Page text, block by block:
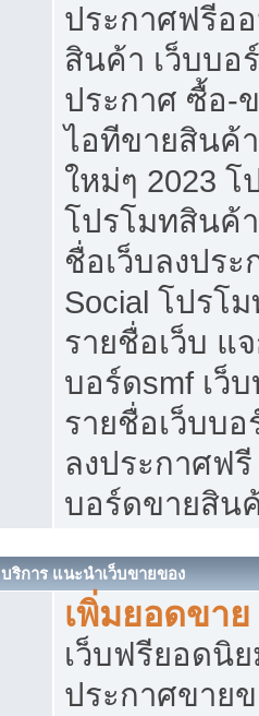
ประกาศฟรีอ
สินค้า เว็บบอ
ประกาศ ซื้อ-
ไอทีขายสินค้
ใหม่ๆ 2023
โปรโมทสินค้
ชื่อเว็บลงปร
Social โปรโ
รายชื่อเว็บ แ
บอร์ดsmf เว็
รายชื่อเว็บบ
ลงประกาศฟรี
บอร์ดขายสิน
บริการ แนะนำเว็บขายของ
เพิ่มยอดขา
เว็บฟรียอดนิ
ประกาศขาย